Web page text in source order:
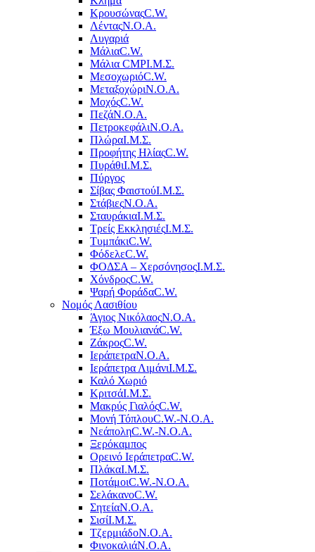
ΚρουσώναςC.W.
ΛένταςΝ.Ο.Α.
Λυγαριά
ΜάλιαC.W.
Μάλια CMPΙ.Μ.Σ.
ΜεσοχωριόC.W.
ΜεταξοχώριΝ.Ο.Α.
ΜοχόςC.W.
ΠεζάΝ.Ο.Α.
ΠετροκεφάλιΝ.Ο.Α.
ΠλώραΙ.Μ.Σ.
Προφήτης ΗλίαςC.W.
ΠυράθιΙ.Μ.Σ.
Πύργος
Σίβας ΦαιστούΙ.Μ.Σ.
ΣτάβιεςΝ.Ο.Α.
ΣταυράκιαΙ.Μ.Σ.
Τρείς ΕκκλησιέςΙ.Μ.Σ.
ΤυμπάκιC.W.
ΦόδελεC.W.
ΦΟΔΣΑ – ΧερσόνησοςΙ.Μ.Σ.
ΧόνδροςC.W.
Ψαρή ΦοράδαC.W.
Νομός Λασιθίου
Άγιος ΝικόλαοςΝ.Ο.Α.
Έξω ΜουλιανάC.W.
ΖάκροςC.W.
ΙεράπετραΝ.Ο.Α.
Ιεράπετρα ΛιμάνιΙ.Μ.Σ.
Καλό Χωριό
ΚριτσάΙ.Μ.Σ.
Μακρύς ΓιαλόςC.W.
Μονή ΤόπλουC.W.-Ν.Ο.Α.
ΝεάποληC.W.-Ν.Ο.Α.
Ξερόκαμπος
Ορεινό ΙεράπετραC.W.
ΠλάκαΙ.Μ.Σ.
ΠοτάμοιC.W.-Ν.Ο.Α.
ΣελάκανοC.W.
ΣητείαΝ.Ο.Α.
ΣισίΙ.Μ.Σ.
ΤζερμιάδοΝ.Ο.Α.
ΦινοκαλιάΝ.Ο.Α.